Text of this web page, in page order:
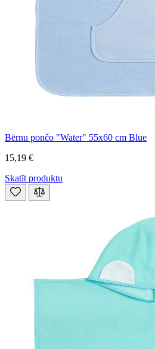
Bērnu pončo "Water" 55x60 cm Blue
15,19 €
Skatīt produktu